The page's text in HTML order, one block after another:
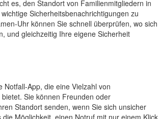
es, den Standort von Familienmitgliedern in
Sicherheitsbenachrichtigungen zu
Uhr können Sie schnell überprüfen, wo sich
und gleichzeitig Ihre eigene Sicherheit
Notfall-App, die eine Vielzahl von
Sie können Freunden oder
Standort senden, wenn Sie sich unsicher